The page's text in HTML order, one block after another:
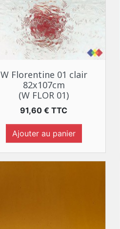
 Aperçu rapide
W Florentine 01 clair
82x107cm
(W FLOR 01)
Prix
91,60 € TTC
Ajouter au panier